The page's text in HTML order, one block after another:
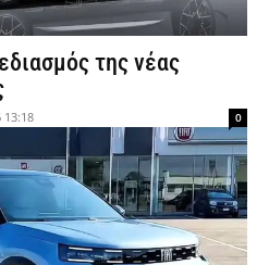
της νέας
13:18 0